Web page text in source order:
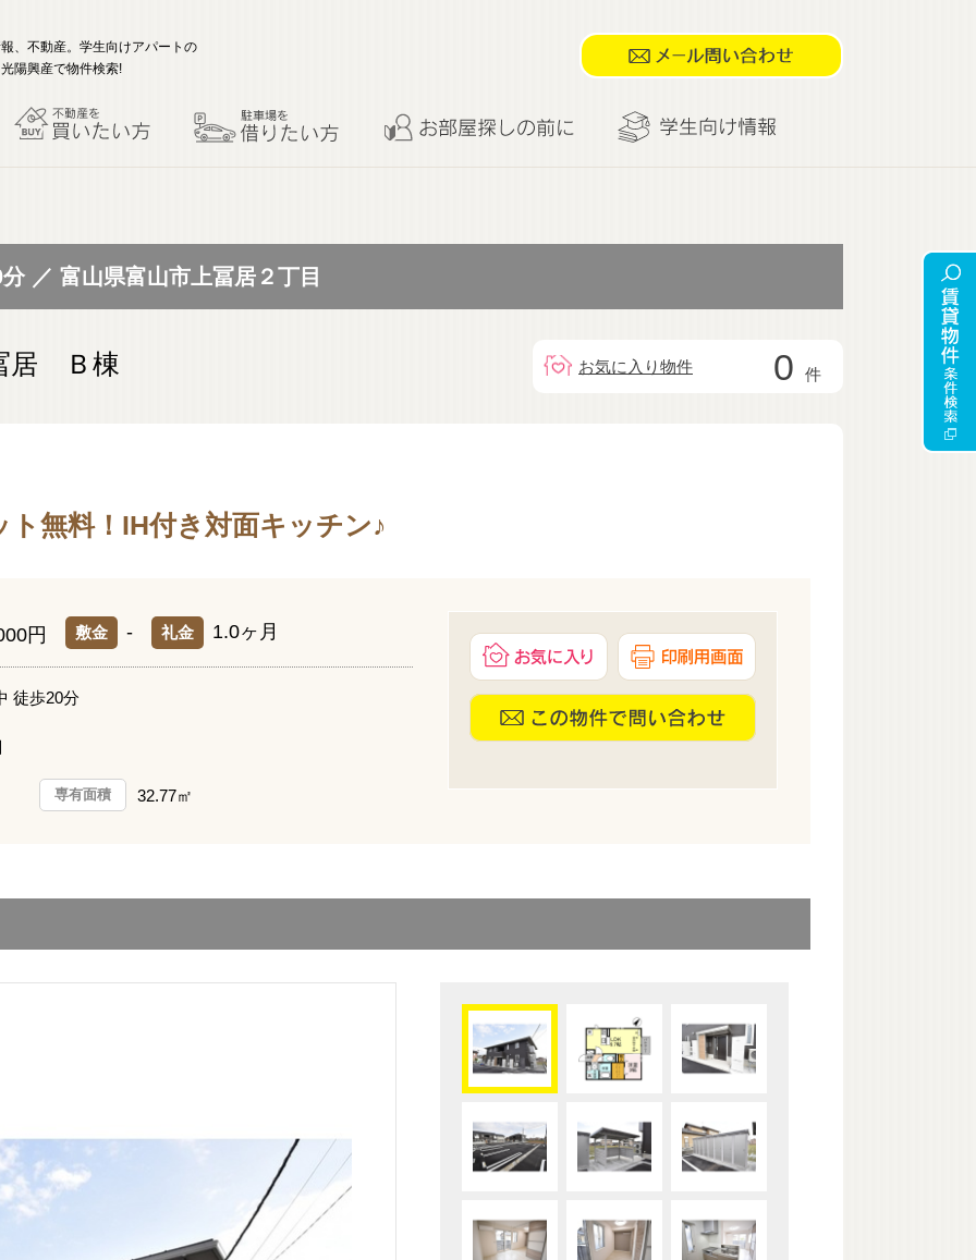
、不動産。学生向けアパートの
陽興産で物件検索!
／ 富山県富山市上冨居２丁目
居 Ｂ棟 お気に入り物件 0 件
無料！IH付き対面キッチン♪
円 敷金 - 礼金 1.0ヶ月
徒歩20分
専有面積 32.77㎡